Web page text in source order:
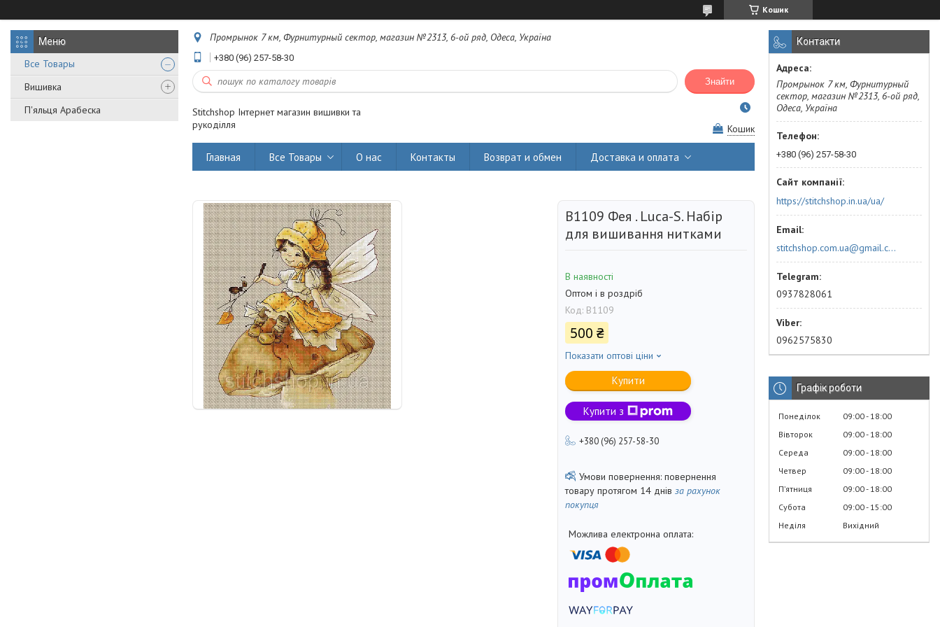
Кошик
Все Товары
Вишивка
П'яльця Арабеска
Промрынок 7 км, Фурнитурный сектор, магазин №2313, 6-ой ряд, Одеса, Україна
+380 (96) 257-58-30
Знайти
Stitchshop Інтернет магазин вишивки та
рукоділля
Кошик
Главная Все Товары О нас Контакты Возврат и обмен Доставка и оплата
B1109 Фея . Luca-S. Набір
для вишивання нитками
В наявності
Оптом і в роздріб
Код: B1109
500 ₴
Показати оптові ціни
Купити
Купити з
+380 (96) 257-58-30
повернення
товару протягом 14 днів за рахунок
покупця
Контакти
Промрынок 7 км, Фурнитурный
сектор, магазин №2313, 6-ой ряд,
Одеса, Україна
+380 (96) 257-58-30
https://stitchshop.in.ua/ua/
stitchshop.com.ua@gmail.com
0937828061
0962575830
Графік роботи
Понеділок 09:00 18:00
Вівторок
09:00 18:00
Середа
09:00 18:00
Четвер
09:00 18:00
Пʼятниця
09:00 18:00
Субота
09:00 15:00
Неділя
Вихідний